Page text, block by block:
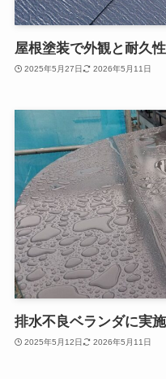
屋根塗装で外観と耐久
2025年5月27日 2026年5月11日
排水不良ベランダに実
2025年5月12日 2026年5月11日